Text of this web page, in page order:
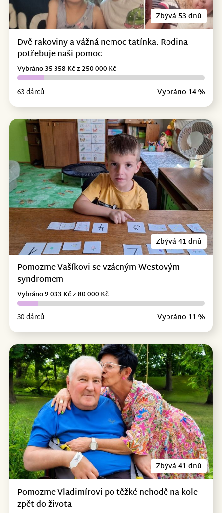
Zbývá 53 dnů
Dvě rakoviny a vážná nemoc tatínka. Rodina
potřebuje naši pomoc
63 dárců Vybráno 14 %
Vybráno 35 358 Kč z 250 000 Kč
Zbývá 41 dnů
Pomozme Vašíkovi se vzácným Westovým
syndromem
30 dárců Vybráno 11 %
Vybráno 9 033 Kč z 80 000 Kč
Zbývá 41 dnů
Pomozme Vladimírovi po těžké nehodě na kole
zpět do života